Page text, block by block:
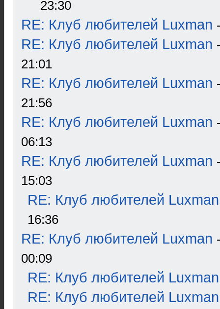
23:30
RE: Клуб любителей Luxman
RE: Клуб любителей Luxman
21:01
RE: Клуб любителей Luxman
21:56
RE: Клуб любителей Luxman
06:13
RE: Клуб любителей Luxman
15:03
RE: Клуб любителей Luxman
16:36
RE: Клуб любителей Luxman
00:09
RE: Клуб любителей Luxman
RE: Клуб любителей Luxman